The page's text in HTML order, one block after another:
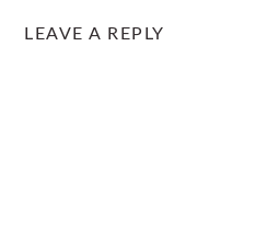
LEAVE A REPLY